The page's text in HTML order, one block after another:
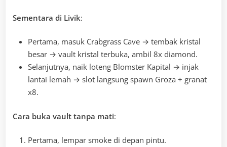
Sementara di Livik:
Pertama, masuk Crabgrass Cave → tembak kristal
besar → vault kristal terbuka, ambil 8x diamond.
Selanjutnya, naik loteng Blomster Kapital → injak
lantai lemah → slot langsung spawn Groza + granat
x8.
Cara buka vault tanpa mati:
Pertama, lempar smoke di depan pintu.